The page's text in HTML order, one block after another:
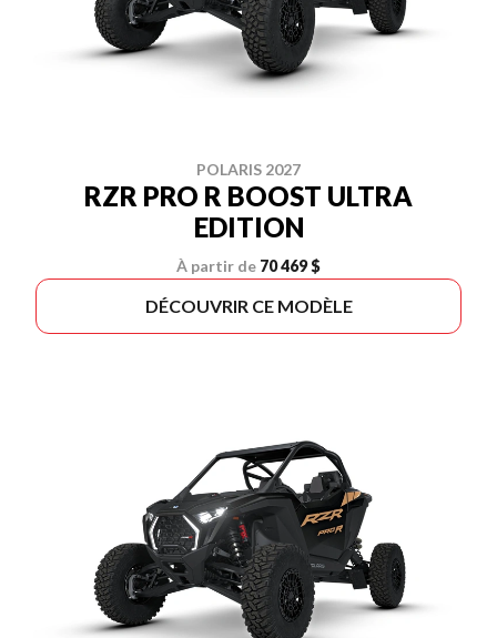
POLARIS 2027
RZR PRO R BOOST ULTRA
EDITION
À partir de 70 469 $
DÉCOUVRIR CE MODÈLE